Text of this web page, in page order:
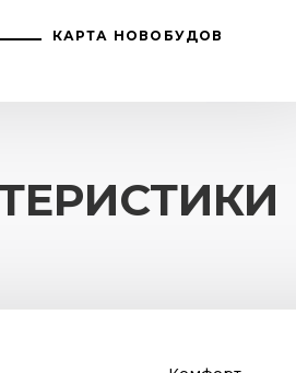
КАРТА НОВОБУДОВ